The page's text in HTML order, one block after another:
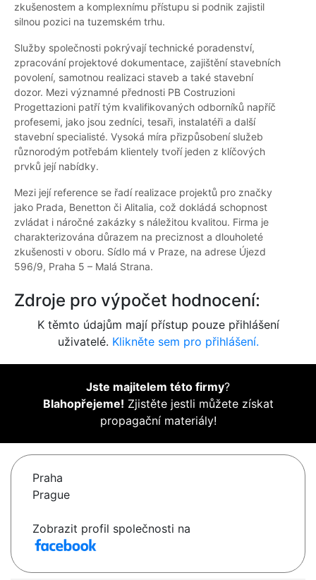
zkušenostem a komplexnímu přístupu si podnik zajistil
silnou pozici na tuzemském trhu.
Služby společnosti pokrývají technické poradenství,
zpracování projektové dokumentace, zajištění stavebních
povolení, samotnou realizaci staveb a také stavební
dozor. Mezi významné přednosti PB Costruzioni
Progettazioni patří tým kvalifikovaných odborníků napříč
profesemi, jako jsou zedníci, tesaři, instalatéři a další
stavební specialisté. Vysoká míra přizpůsobení služeb
různorodým potřebám klientely tvoří jeden z klíčových
prvků její nabídky.
Mezi její reference se řadí realizace projektů pro značky
jako Prada, Benetton či Alitalia, což dokládá schopnost
zvládat i náročné zakázky s náležitou kvalitou. Firma je
charakterizována důrazem na preciznost a dlouholeté
zkušenosti v oboru. Sídlo má v Praze, na adrese Újezd
596/9, Praha 5 – Malá Strana.
Zdroje pro výpočet hodnocení:
K těmto údajům mají přístup pouze přihlášení
uživatelé. Klikněte sem pro přihlášení.
Jste majitelem této firmy?
Blahopřejeme! Zjistěte jestli můžete získat
propagační materiály!
Praha
Prague
Zobrazit profil společnosti na